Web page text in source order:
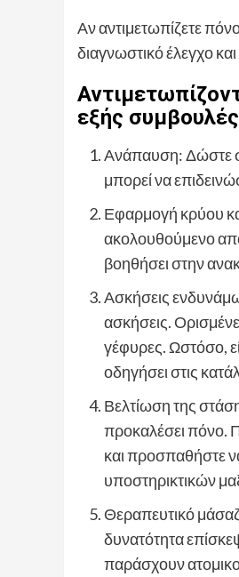
Αν αντιμετωπίζετε
διαγνωστικό έλεγχο
εξής
Ανάπαυση: Δώστε
μπορεί να
Εφαρμογή κρύου
ακολουθούμενο
βοηθήσει στην
Ασκήσεις
ασκήσεις.
γέφυρες. Ωστόσο,
οδηγήσει στις
Βελτίωση της
προκαλέσει πόνο.
και προσπαθήστε
υποστηρικτικών
Θεραπευτικό
δυνατότητα
παράσχουν